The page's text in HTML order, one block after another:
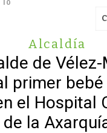
Alcaldía
de
primer
el Hospital
de la